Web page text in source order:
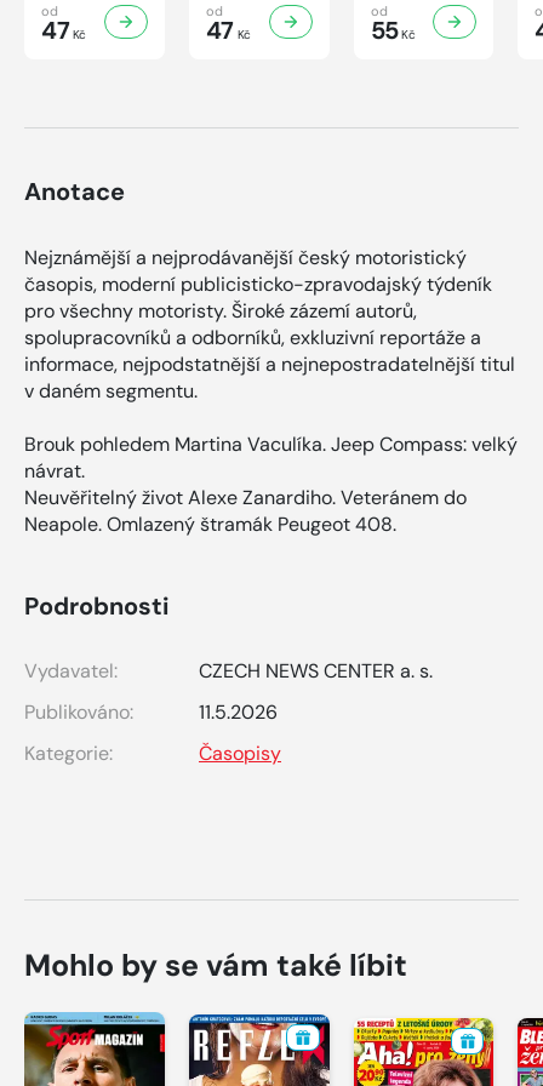
Knihovnička
2/2026
od
47 Kč
Knihovnička
1/2026
od
47 Kč
Knihovnička
4/2025
od
55Kč
Anotace
Nejznámější a nejprodávanější český motoristický
časopis, moderní publicisticko-zpravodajský týdeník
pro všechny motoristy. Široké zázemí autorů,
spolupracovníků a odborníků, exkluzivní reportáže a
informace, nejpodstatnější a nejnepostradatelnější titul
v daném segmentu.
Brouk pohledem Martina Vaculíka. Jeep Compass: velký
návrat.
Neuvěřitelný život Alexe Zanardiho. Veteránem do
Neapole. Omlazený štramák Peugeot 408.
Podrobnosti
Vydavatel:
CZECH NEWS CENTER a. s.
Publikováno:
11.5.2026
Kategorie:
Časopisy
Mohlo by se vám také líbit